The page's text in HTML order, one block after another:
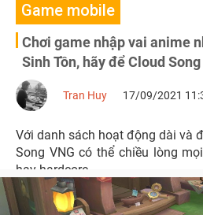
Game mobile
Chơi game nhập vai anime
Sinh Tồn, hãy để Cloud
Tran Huy 17/09/2021
Với danh sách hoạt động dài và
Song VNG có thể chiều lòng
hay hardcore.